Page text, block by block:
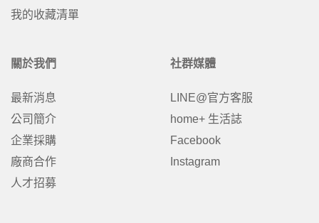
我的收藏清單
關於我們
最新消息
公司簡介
企業採購
廠商合作
人才招募
社群媒體
LINE@官方客服
home+ 生活誌
Facebook
Instagram